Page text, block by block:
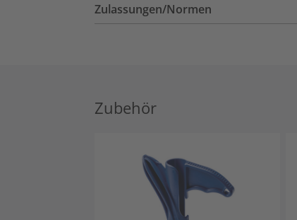
Zulassungen/Normen
Zubehör